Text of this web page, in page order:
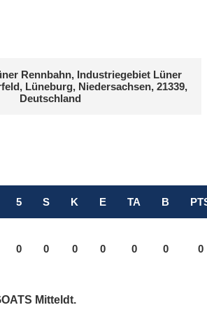
Rennbahn, Industriegebiet Lüner
Lüneburg, Niedersachsen, 21339,
Deutschland
5 S K E TA B
0 0 0 0 0 0 0
Mitteldt.